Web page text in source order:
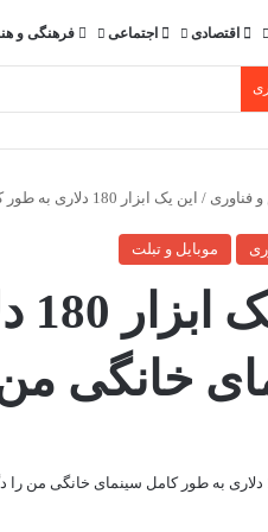
اقتصادی اجتماعی فرهنگی و
فناوری / این یک ابزار 180 دلاری به طور کامل سینمای خانگی من را دگرگون کرد
موبایل و تبلت
خانگی